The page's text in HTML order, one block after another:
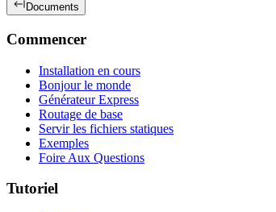
Documents
Commencer
Installation en cours
Bonjour le monde
Générateur Express
Routage de base
Servir les fichiers statiques
Exemples
Foire Aux Questions
Tutoriel